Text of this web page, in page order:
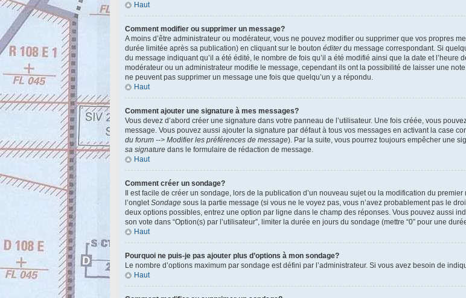
Haut
Comment modifier ou supprimer un message?
A moins d’être administrateur ou modérateur, vous ne pouvez modifier ou supprimer que vos propres
durée limitée après sa publication) en cliquant sur le bouton éditerdu message correspondant. Si
du message indiquant qu’il a été édité, le nombre de fois qu’il a été modifié ainsi que la date et l’heure
modérateur ou un administrateur modifie le message, cependant ils ont la possibilité de laisser une
ne peuvent pas supprimer un message une fois que quelqu’un y a répondu.
Haut
Comment ajouter une signature à mes messages?
Vous devez d’abord créer une signature dans votre panneau de l’utilisateur. Une fois créée, vous
message. Vous pouvez aussi ajouter la signature par défaut à tous vos messages en activant la case
du forum --> Modifier les préférences de message). Par la suite, vous pourrez toujours empêcher une
sa signature dans le formulaire de rédaction de message.
Haut
Comment créer un sondage?
Il est facile de créer un sondage, lors de la publication d’un nouveau sujet ou la modification du
l’ongletSondage sous la partie message (si vous ne le voyez pas, vous n’avez probablement pas le
deux options possibles, entrez une option par ligne dans le champ des réponses. Vous pouvez aussi
son vote dans “Option(s) par l’utilisateur”, limiter la durée en jours du sondage (mettre “0” pour une
Haut
Pourquoi ne puis-je pas ajouter plus d’options à mon sondage?
Le nombre d’options maximum par sondage est défini par l’administrateur. Si vous avez besoin de
Haut